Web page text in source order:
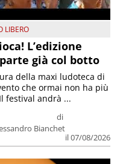
LIBERO
L’edizione
già col botto
di
Bianchet
il 07/08/2026
della maxi ludoteca di
che ormai non ha più
festival andrà ...